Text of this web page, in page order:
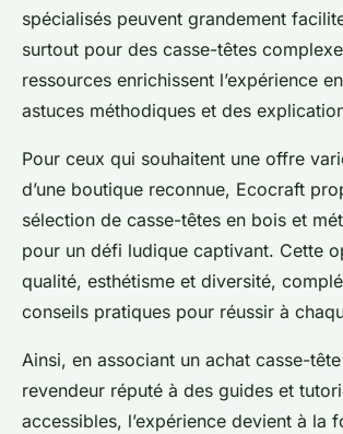
spécialisés peuvent grandement
surtout pour des casse-têtes
ressources enrichissent l’expérience
astuces méthodiques et des
Pour ceux qui souhaitent une offre
d’une boutique reconnue, Ecocraft
sélection de casse-têtes en bois et
pour un défi ludique captivant. Cette
qualité, esthétisme et diversité,
conseils pratiques pour réussir à
Ainsi, en associant un achat casse-tête
revendeur réputé à des guides et
accessibles, l’expérience devient à la